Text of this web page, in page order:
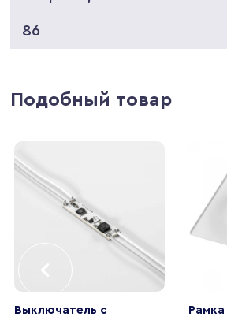
86
Подобный товар
Выключатель с